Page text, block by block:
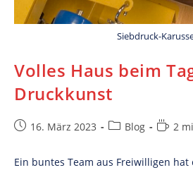
Siebdruck-
Volles Haus beim
Druckkunst
Post16. März 2023
PostBlog 2
Ein buntes Team aus Freiwilligen